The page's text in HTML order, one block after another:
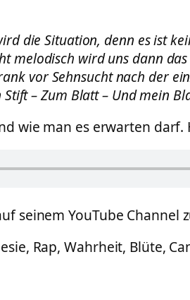
die Situation, denn es ist
melodisch wird uns dann
vor Sehnsucht nach der
Stift – Zum Blatt – Und mein
wie man es erwarten
seinem YouTube Channel
Rap, Wahrheit, Blüte,